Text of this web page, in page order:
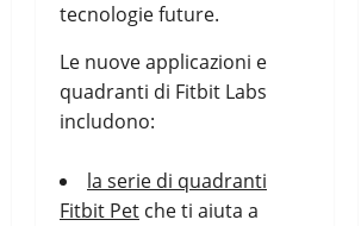
tecnologie future.
Le nuove applicazioni e
quadranti di Fitbit Labs
includono:
la serie di quadranti
Fitbit Pet che ti aiuta a